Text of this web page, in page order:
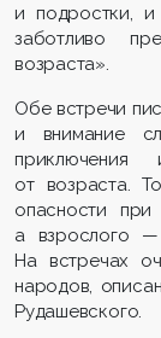
и подростки,
заботливо
возраста».
Обе встречи
и внимание
приключения
от возраста.
опасности
а взрослого —
На встречах
народов,
Рудашевского.